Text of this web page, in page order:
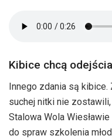
Kibice chcą
Innego zdania są
suchej nitki nie
Stalowa Wola
do spraw szkolenia